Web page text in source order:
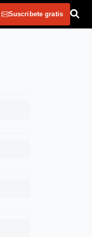
Suscribete gratis